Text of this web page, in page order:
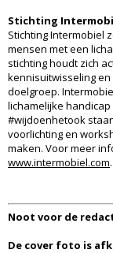
Stichting
Stichting Intermobiel
mensen met een
stichting houdt zich
kennisuitwisseling
doelgroep.
lichamelijke
#wijdoenhetook
voorlichting en
maken. Voor meer
www.intermobiel.com.
Noot voor de
De cover foto is